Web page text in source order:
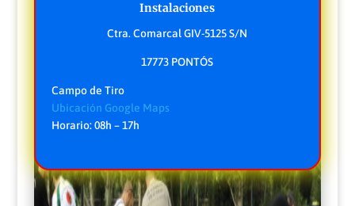
Instalaciones
Ctra. Comarcal GIV-5125 S/N
17773 PONTÓS
Campo de Tiro
Ubicación Google Maps
Horario: 08h – 17h